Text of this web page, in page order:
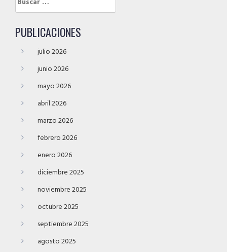
PUBLICACIONES
julio 2026
junio 2026
mayo 2026
abril 2026
marzo 2026
febrero 2026
enero 2026
diciembre 2025
noviembre 2025
octubre 2025
septiembre 2025
agosto 2025